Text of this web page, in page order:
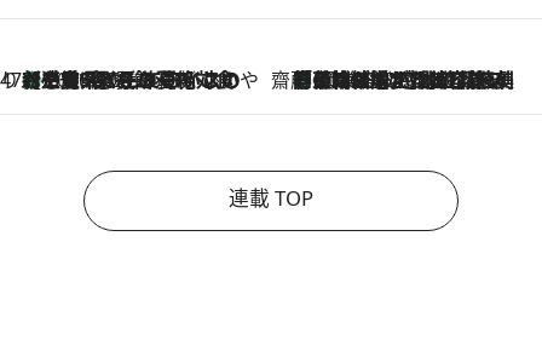
47都道府県の手みやげ ひんやりスイーツで夏を満喫
2026.8.6
【三重県】この夏絶対食べたい 冷やしておいしいおやつ3選 お餅×アイスの新感覚スイーツ 齋藤 薫 美容脳ルネサンス
2026.8.6
「荷物が増えるほど旅ストレスは増す」美容ジャーナリストがたどり着いた最終結論。“化粧品を劇的に減らす”感動の凝縮美容とは
連載 TOP